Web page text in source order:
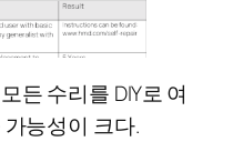
든 수리를 DIY로 여
능성이 크다.